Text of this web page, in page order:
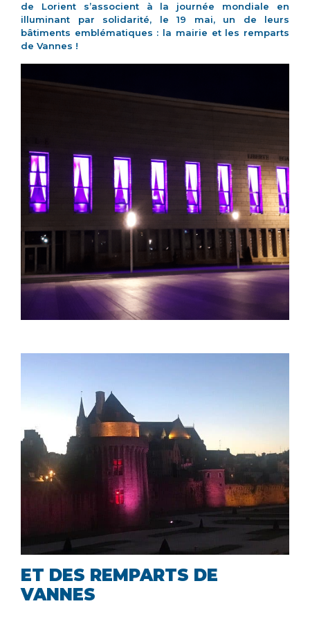
de Lorient s’associent à la journée mondiale en
illuminant par solidarité, le 19 mai, un de leurs
bâtiments emblématiques : la mairie et les remparts
de Vannes !
ET DES REMPARTS DE
VANNES